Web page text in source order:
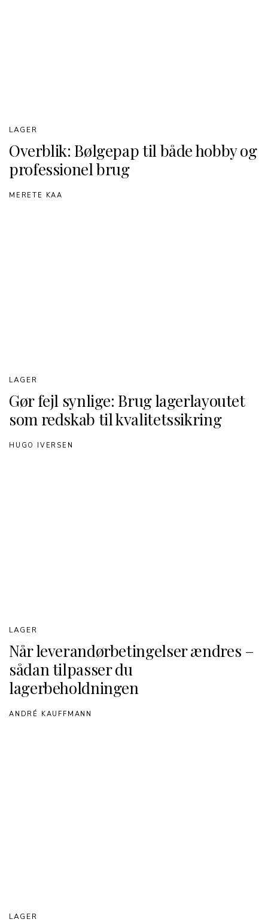
Overblik: Bølgepap til både hobby og
professionel brug
LAGER
MERETE KAA
Gør fejl synlige: Brug lagerlayoutet
som redskab til kvalitetssikring
LAGER
HUGO IVERSEN
Når leverandørbetingelser ændres –
sådan tilpasser du
lagerbeholdningen
LAGER
ANDRÉ KAUFFMANN
LAGER